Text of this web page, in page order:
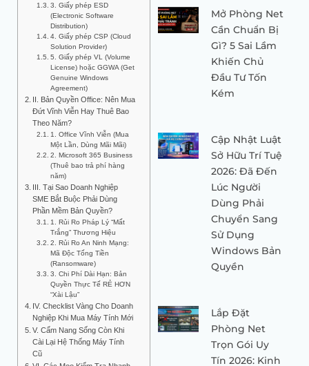
3. Giấy phép ESD
(Electronic Software
Distribution)
4. Giấy phép CSP (Cloud
Solution Provider)
5. Giấy phép VL (Volume
License) hoặc GGWA (Get
Genuine Windows
Agreement)
II. Bản Quyền Office: Nên Mua
Đứt Vĩnh Viễn Hay Thuê Bao
Theo Năm?
1. Office Vĩnh Viễn (Mua
Một Lần, Dùng Mãi Mãi)
2. Microsoft 365 Business
(Thuê bao trả phí hàng
năm)
III. Tại Sao Doanh Nghiệp
SME Bắt Buộc Phải Dùng
Phần Mềm Bản Quyền?
1. Rủi Ro Pháp Lý “Mất
Trắng” Thương Hiệu
2. Rủi Ro An Ninh Mạng:
Mã Độc Tống Tiền
(Ransomware)
3. Chi Phí Dài Hạn: Bản
Quyền Thực Tế RẺ HƠN
“Xài Lậu”
IV. Checklist Vàng Cho Doanh
Nghiệp Khi Mua Máy Tính Mới
V. Cẩm Nang Sống Còn Khi
Cài Lại Hệ Thống Máy Tính
Cũ
Mở Phòng Net
Cần Chuẩn Bị
Gì? 5 Sai Lầm
Khiến Chủ
Đầu Tư Tốn
Kém
Cập Nhật Luật
Sở Hữu Trí Tuệ
2026: Đã Đến
Lúc Người
Dùng Phải
Chuyển Sang
Sử Dụng
Windows Bản
Quyền
Lắp Đặt
Phòng Net
Trọn Gói Uy
Tín 2026: Kinh